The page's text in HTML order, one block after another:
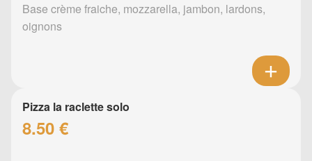
Base crème fraiche, mozzarella, jambon, lardons,
oignons
Pizza la raclette solo
8.50 €